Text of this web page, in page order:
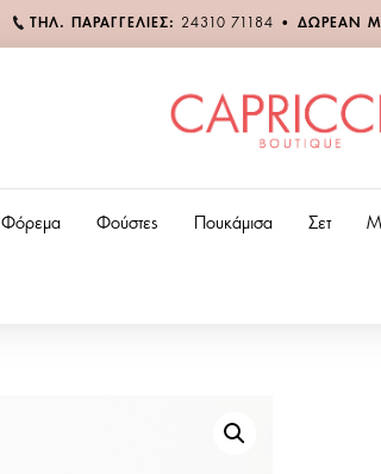
ΤΗΛ. ΠΑΡΑΓΓΕΛΙΕΣ: 24310 71184 • ΔΩΡΕΑΝ
Φόρεμα Φούστες Πουκάμισα Σετ